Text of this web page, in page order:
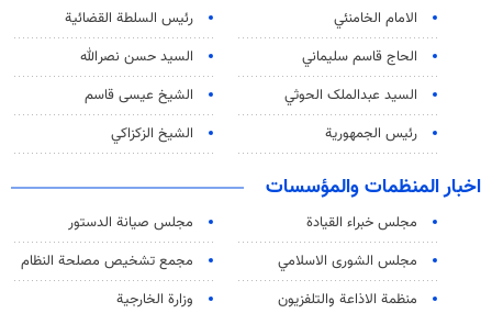
الامام الخامنئي
رئیس السلطة القضائیة
الحاج قاسم سليماني
السيد حسن نصرالله
السید عبدالملک الحوثي
الشيخ عيسى قاسم
رئيس الجمهورية
الشيخ الزكزاكي
اخبار المنظمات والمؤسسات
مجلس خبراء القيادة
مجلس صيانة الدستور
مجلس الشورى الاسلامي
مجمع تشخيص مصلحة النظام
منظمة الاذاعة والتلفزیون
وزارة الخارجية